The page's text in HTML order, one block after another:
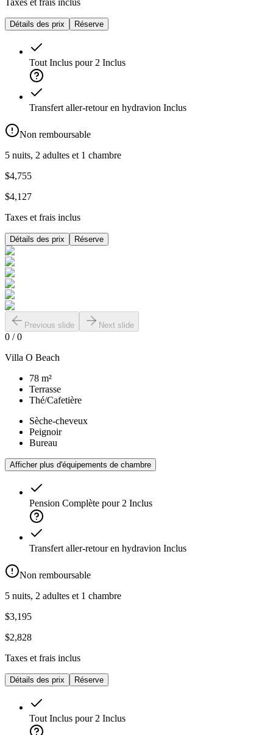
Taxes et frais inclus
Détails des prix Réserve
Tout Inclus pour 2 Inclus
Transfert aller-retour en hydravion Inclus
Non remboursable
5 nuits, 2 adultes et 1 chambre
$4,755
$4,127
Taxes et frais inclus
Détails des prix Réserve
Previous slide Next slide
0 /0
Villa O Beach
78 m²
Terrasse
Thé/Cafetière
Sèche-cheveux
Peignoir
Bureau
Afficher plus d'équipements de chambre
Pension Complète pour 2 Inclus
Transfert aller-retour en hydravion Inclus
Non remboursable
5 nuits, 2 adultes et 1 chambre
$3,195
$2,828
Taxes et frais inclus
Détails des prix Réserve
Tout Inclus pour 2 Inclus